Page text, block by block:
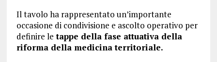
Il tavolo ha rappresentato un’importante
occasione di condivisione e ascolto operativo per
definire le tappe della fase attuativa della
riforma della medicina territoriale.